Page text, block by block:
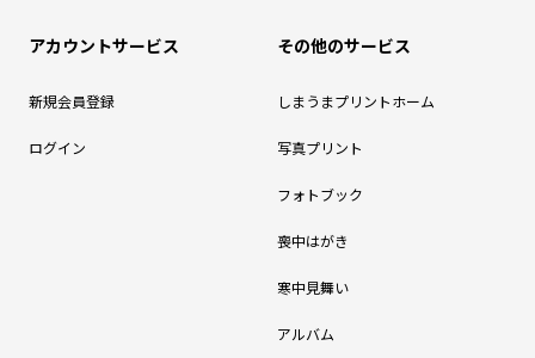
アカウントサービス
新規会員登録
ログイン
その他のサービス
しまうまプリントホーム
写真プリント
フォトブック
喪中はがき
寒中見舞い
アルバム